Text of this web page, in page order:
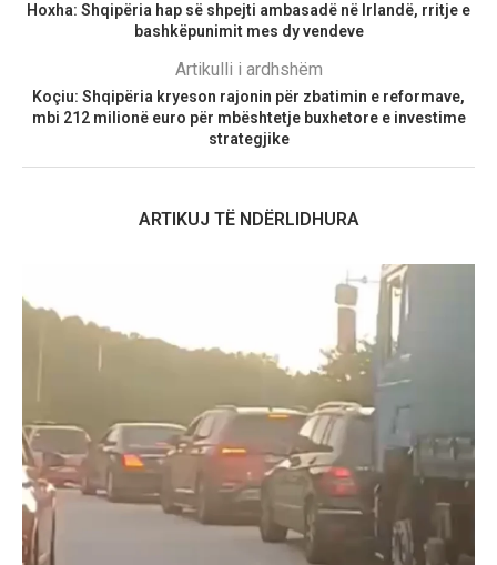
Hoxha: Shqipëria hap së shpejti ambasadë në Irlandë, rritje e
bashkëpunimit mes dy vendeve
Artikulli i ardhshëm
Koçiu: Shqipëria kryeson rajonin për zbatimin e reformave,
mbi 212 milionë euro për mbështetje buxhetore e investime
strategjike
ARTIKUJ TË NDËRLIDHURA